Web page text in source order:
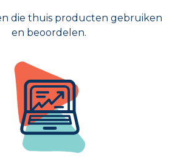
die thuis producten gebruiken
en beoordelen.